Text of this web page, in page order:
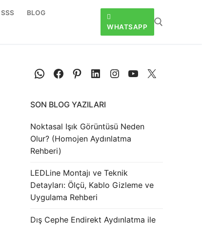
SSS BLOG
WHATSAPP
SON BLOG YAZILARI
Noktasal Işık Görüntüsü Neden
Olur? (Homojen Aydınlatma
Rehberi)
LEDLine Montajı ve Teknik
Detayları: Ölçü, Kablo Gizleme ve
Uygulama Rehberi
Dış Cephe Endirekt Aydınlatma ile